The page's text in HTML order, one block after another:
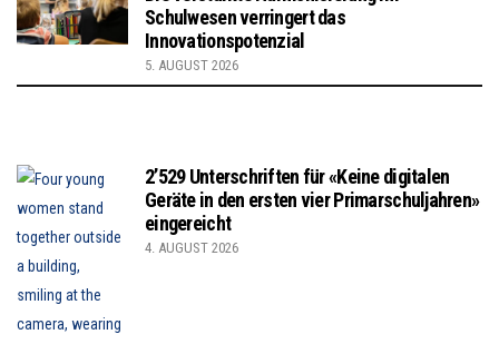
Schulwesen verringert das
Innovationspotenzial
5. AUGUST 2026
2’529 Unterschriften für «Keine digitalen
Geräte in den ersten vier Primarschuljahren»
eingereicht
4. AUGUST 2026